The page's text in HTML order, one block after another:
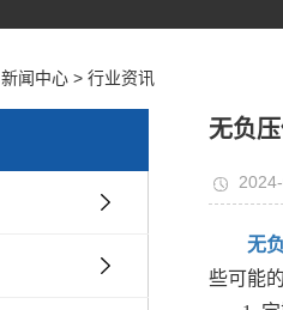
新闻中心 > 行业资讯
无负
无
些可能